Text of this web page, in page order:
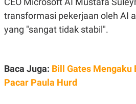
KANAL
P
D
A
I
S
transformasi pekerjaan oleh AI
yang "sangat tidak stabil".
Baca Juga: Bill Gates Mengaku
Pacar Paula Hurd